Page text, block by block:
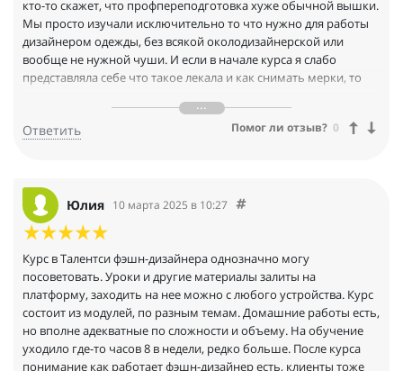
кто-то скажет, что профпереподготовка хуже обычной вышки.
Мы просто изучали исключительно то что нужно для работы
дизайнером одежды, без всякой околодизайнерской или
вообще не нужной чуши. И если в начале курса я слабо
представляла себе что такое лекала и как снимать мерки, то
научилась конструировать и шить одежду, придумала свою
брендовую концепцию, потихоньку продвигаю себя и вроде
Ответить Помог ли отзыв? 0
Юлия 10 марта 2025 в 10:27
Курс в Талентси фэшн-дизайнера однозначно могу
посоветовать. Уроки и другие материалы залиты на
платформу, заходить на нее можно с любого устройства. Курс
состоит из модулей, по разным темам. Домашние работы есть,
но вполне адекватные по сложности и объему. На обучение
уходило где-то часов 8 в недели, редко больше. После курса
понимание как работает фэшн-дизайнер есть, клиенты тоже